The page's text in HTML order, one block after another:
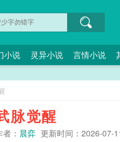
小说 灵异小说 言情小说
脉觉醒
： 晨弈 更新时间：2026-07-